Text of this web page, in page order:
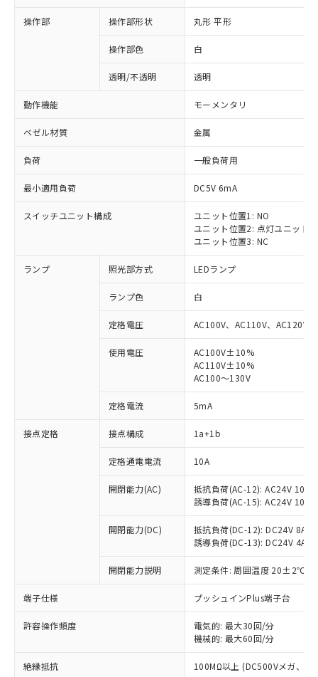
操作部 操作部形状 丸形 平形
操作部色 白
透明/不透明 透明
動作機能 モーメンタリ
ベゼル材質 金属
負荷 一般負荷用
最小適用負荷 DC5V 6mA
スイッチユニット構成
ユニット位置1: NO
ユニット位置2: 点灯ユニット
ユニット位置3: NC
ランプ 照光部方式 LEDランプ
ランプ色 白
定格電圧 AC100V、AC110V、AC120V
使用電圧
AC100V±10%
AC110V±10%
AC100～130V
定格電流 5mA
接点定格 接点構成 1a+1b
定格通電電流 10A
開閉能力(AC)
抵抗負荷(AC-12): AC24V 10A/
誘導負荷(AC-15): AC24V
開閉能力(DC)
抵抗負荷(DC-12): DC24V 8A/
誘導負荷(DC-13): DC24V 4A/
開閉能力説明 測定条件: 周囲温度 20±2℃、
端子仕様 プッシュインPlus端子台
許容操作頻度
電気的: 最大30回/分
機械的: 最大60回/分
絶縁抵抗 100MΩ以上 (DC500Vメガ、点
以下の条件をお読みいただき、同意のうえ
ご利用ください。
本サービスは、当社制御機器事業取扱
商品の当社在庫状況および標準価格
(税抜)を提供させていただくもので
当社制御機器事業取扱商品の中には、
本サービスの対象外となる商品もある
対応済み：EU RoHS指令（10物質）の
非含有に対応した製品が提供可能な商品で
対応予定：EU RoHS指令（10物質）の非含
有に対応した製品に切り替える予定のある
対応予定なし：EU RoHS指令（10物質）の
非含有に非対応の商品で、対応品を出す予
定はありません。
調査・確認中：EU RoHS指令（10物質）の
非含有の対応状況を調査中または確認中の
非該当品：ライセンス料など無形物で、有
害物質有無と関係のない商品です。
仕入先様の事情により、非含有部品として
※1 中国RoHS○×表
「○」：最大均質材料含有率が中国RoHSの
基準値以下であることを示します。
「×」：最大均質材料含有率が中国RoHSの
基準値を超えていることを示します。